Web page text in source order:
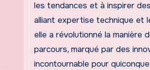
les tendances et à inspirer
alliant expertise technique et
elle a révolutionné la manière
parcours, marqué par des
incontournable pour